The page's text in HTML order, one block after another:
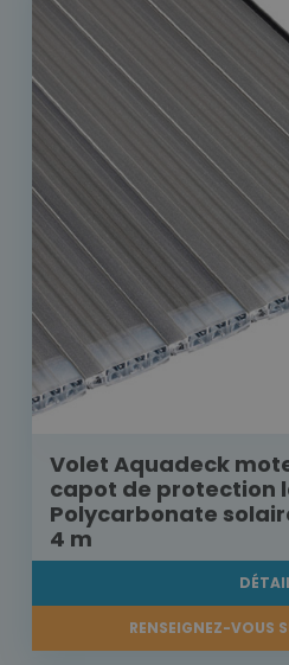
Volet Aquadeck
capot de protection
Polycarbonate
4 m
RENSEIGNEZ-VOUS